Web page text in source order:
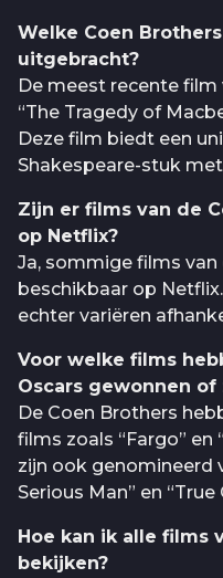
Welke Coen
uitgebracht?
De meest recente film
“The Tragedy of
Deze film biedt een
Shakespeare-stuk
Zijn er films van de
op Netflix?
Ja, sommige films
beschikbaar op
echter variëren
Voor welke films
Oscars gewonnen
De Coen Brothers
films zoals “Fargo” en
zijn ook genomineerd
Serious Man” en “True
Hoe kan ik alle films
bekijken?